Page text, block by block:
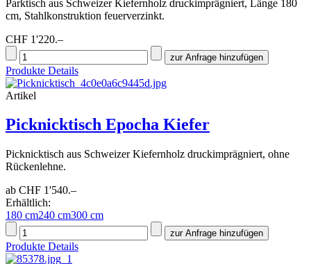
Parktisch aus Schweizer Kiefernholz druckimprägniert, Länge 180
cm, Stahlkonstruktion feuerverzinkt.
CHF 1'220.–
Produkte Details
Artikel
Picknicktisch Epocha Kiefer
Picknicktisch aus Schweizer Kiefernholz druckimprägniert, ohne
Rückenlehne.
ab CHF 1'540.–
Erhältlich:
180 cm240 cm300 cm
Produkte Details